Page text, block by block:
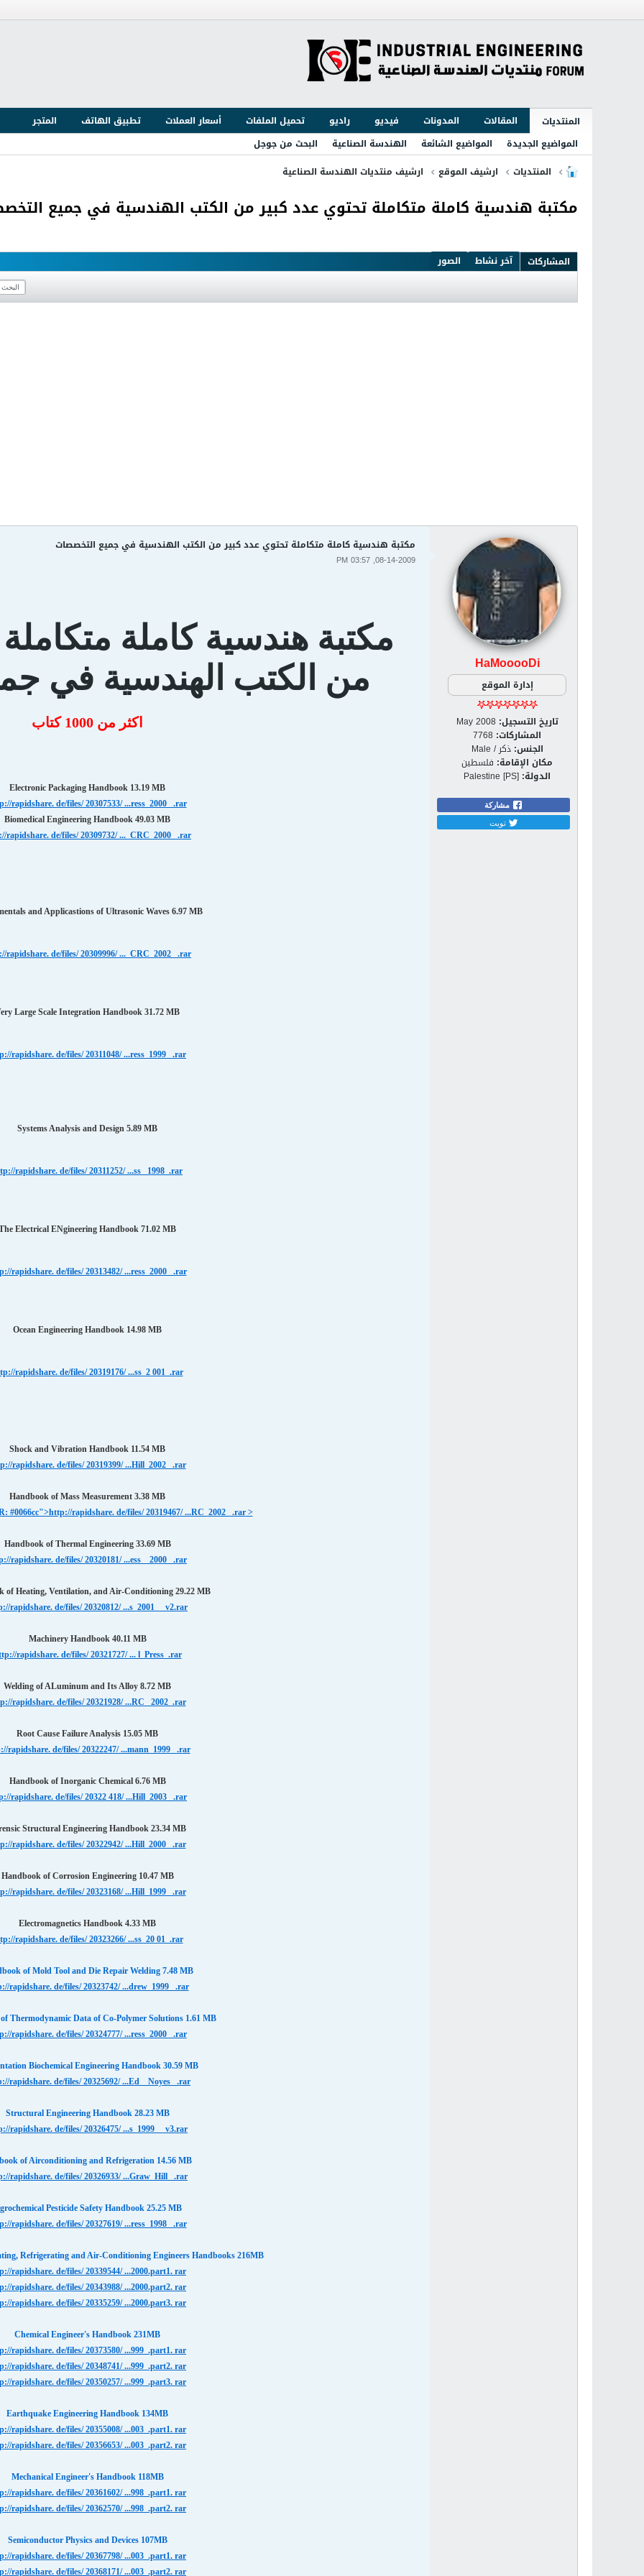
المنتديات المقالات المدونات فيديو راديو تحميل الملفات أسعار العملات تطبيق الهاتف
المتجر
المواضيع الجديدة
المواضيع الشائعة الهندسة الصناعية
البحث من جوجل
المنتديات
ارشيف الموقع ارشيف منتديات الهندسة الصناعية
مكتبة هندسية كاملة متكاملة تحتوي عدد كبير من الكتب الهندسية في جميع
المشاركات آخر نشاط الصور
HaMooooDi
إدارة الموقع
تاريخ التسجيل: May 2008
المشاركات: 7768
الجنس: ذكر / Male
مكان الإقامة: فلسطين
الدولة: Palestine [PS]
مشاركة
تويت
مكتبة هندسية كاملة متكاملة تحتوي عدد كبير من الكتب الهندسية في جميع التخصصات
08-14-2009, 03:57 PM
مكتبة هندسية كاملة
من الكتب الهندسية في
اكثر من 1000 كتاب
Electronic Packaging Handbook 13.19 MB
rapidshare. de/files/ 20307533/ ...ress_2000_ .rar
Biomedical Engineering Handbook 49.03 MB
rapidshare. de/files/ 20309732/ ..._CRC_2000_ .rar
and Applicastions of Ultrasonic Waves 6.97 MB
rapidshare. de/files/ 20309996/ ..._CRC_2002_ .rar
Large Scale Integration Handbook 31.72 MB
rapidshare. de/files/ 20311048/ ...ress_1999_ .rar
Systems Analysis and Design 5.89 MB
rapidshare. de/files/ 20311252/ ...ss_ 1998_.rar
Electrical ENgineering Handbook 71.02 MB
rapidshare. de/files/ 20313482/ ...ress_2000_ .rar
Ocean Engineering Handbook 14.98 MB
rapidshare. de/files/ 20319176/ ...ss_2 001_.rar
Shock and Vibration Handbook 11.54 MB
rapidshare. de/files/ 20319399/ ...Hill_2002_ .rar
Handbook of Mass Measurement 3.38 MB
< SPAN style="COLOR: #0066cc">http://rapidshare. de/files/ 20319467/ ...RC_2002_ .rar
Handbook of Thermal Engineering 33.69 MB
rapidshare. de/files/ 20320181/ ...ess__2000_ .rar
of Heating, Ventilation, and Air-Conditioning 29.22 MB
rapidshare. de/files/ 20320812/ ...s_2001_ _v2.rar
Machinery Handbook 40.11 MB
rapidshare. de/files/ 20321727/ ... l_Press_.rar
Welding of ALuminum and Its Alloy 8.72 MB
rapidshare. de/files/ 20321928/ ...RC _2002_.rar
Root Cause Failure Analysis 15.05 MB
rapidshare. de/files/ 20322247/ ...mann_1999_ .rar
Handbook of Inorganic Chemical 6.76 MB
rapidshare. de/files/ 20322 418/ ...Hill_2003_ .rar
Structural Engineering Handbook 23.34 MB
rapidshare. de/files/ 20322942/ ...Hill_2000_ .rar
Handbook of Corrosion Engineering 10.47 MB
rapidshare. de/files/ 20323168/ ...Hill_1999_ .rar
Electromagnetics Handbook 4.33 MB
rapidshare. de/files/ 20323266/ ...ss_20 01_.rar
of Mold Tool and Die Repair Welding 7.48 MB
rapidshare. de/files/ 20323742/ ...drew_1999_ .rar
Thermodynamic Data of Co-Polymer Solutions 1.61 MB
rapidshare. de/files/ 20324777/ ...ress_2000_ .rar
Biochemical Engineering Handbook 30.59 MB
rapidshare. de/files/ 20325692/ ...Ed__Noyes_ .rar
Structural Engineering Handbook 28.23 MB
rapidshare. de/files/ 20326475/ ...s_1999_ _v3.rar
of Airconditioning and Refrigeration 14.56 MB
rapidshare. de/files/ 20326933/ ...Graw_Hill_ .rar
Pesticide Safety Handbook 25.25 MB
rapidshare. de/files/ 20327619/ ...ress_1998_ .rar
Refrigerating and Air-Conditioning Engineers Handbooks 216MB
rapidshare. de/files/ 20339544/ ...2000.part1. rar
rapidshare. de/files/ 20343988/ ...2000.part2. rar
rapidshare. de/files/ 20335259/ ...2000.part3. rar
Chemical Engineer's Handbook 231MB
rapidshare. de/files/ 20373580/ ...999_.part1. rar
rapidshare. de/files/ 20348741/ ...999_.part2. rar
rapidshare. de/files/ 20350257/ ...999_.part3. rar
Earthquake Engineering Handbook 134MB
rapidshare. de/files/ 20355008/ ...003_.part1. rar
rapidshare. de/files/ 20356653/ ...003_.part2. rar
Mechanical Engineer's Handbook 118MB
rapidshare. de/files/ 20361602/ ...998_.part1. rar
rapidshare. de/files/ 20362570/ ...998_.part2. rar
Semiconductor Physics and Devices 107MB
rapidshare. de/files/ 20367798/ ...003_.part1. rar
rapidshare. de/files/ 20368171/ ...003_.part2. rar